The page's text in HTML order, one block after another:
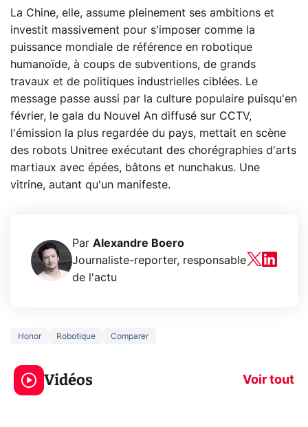
La Chine, elle, assume pleinement ses ambitions et
investit massivement pour s'imposer comme la
puissance mondiale de référence en robotique
humanoïde, à coups de subventions, de grands
travaux et de politiques industrielles ciblées. Le
message passe aussi par la culture populaire puisqu'en
février, le gala du Nouvel An diffusé sur CCTV,
l'émission la plus regardée du pays, mettait en scène
des robots Unitree exécutant des chorégraphies d'arts
martiaux avec épées, bâtons et nunchakus. Une
vitrine, autant qu'un manifeste.
Par Alexandre Boero
Journaliste-reporter, responsable
de l'actu
Honor Robotique Comparer
Vidéos Voir tout
5 générations de
jeux dans la
prochaine Xbox !
navigation